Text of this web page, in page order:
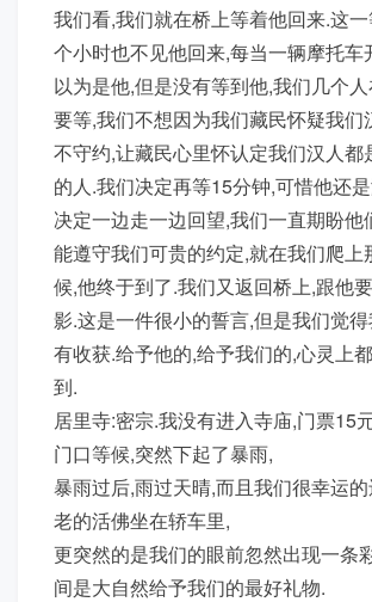
我们看,我们就在桥上等着他回来.这
个小时也不见他回来,每当一辆摩托车
以为是他,但是没有等到他,我们几个
要等,我们不想因为我们藏民怀疑我们
不守约,让藏民心里怀认定我们汉人都
的人.我们决定再等15分钟,可惜他还
决定一边走一边回望,我们一直期盼他
能遵守我们可贵的约定,就在我们爬上
候,他终于到了.我们又返回桥上,跟他
影.这是一件很小的誓言,但是我们觉
有收获.给予他的,给予我们的,心灵上
到.
居里寺:密宗.我没有进入寺庙,门票15
门口等候,突然下起了暴雨,
暴雨过后,雨过天晴,而且我们很幸运
老的活佛坐在轿车里,
更突然的是我们的眼前忽然出现一条
间是大自然给予我们的最好礼物.